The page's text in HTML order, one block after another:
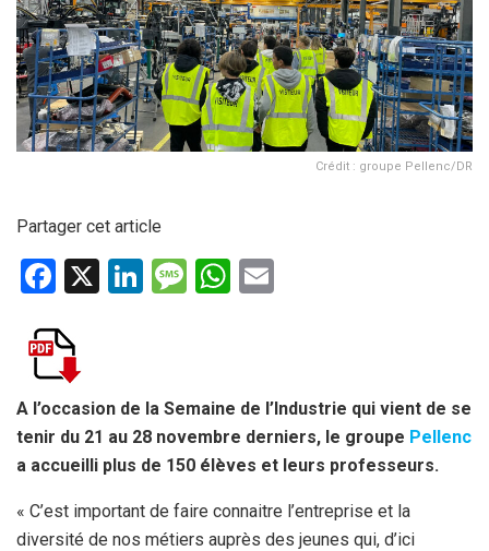
Crédit : groupe Pellenc/DR
Partager cet article
F
ce
b
o
o
k
X
Li
n
M
g
e
W
A
p
p
A l’occasion de la Semaine de l’Industrie qui vient de se
tenir du 21 au 28 novembre derniers, le groupe Pellenc
a accueilli plus de 150 élèves et leurs professeurs.
« C’est important de faire connaitre l’entreprise et la
diversité de nos métiers auprès des jeunes qui, d’ici